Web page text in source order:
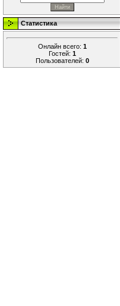
Статистика
Онлайн всего: 1
Гостей: 1
Пользователей: 0